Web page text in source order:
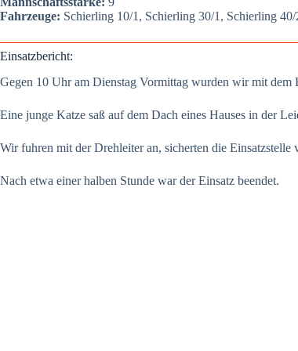
Fahr­zeu­ge: Schier­ling 10/1, Schier­ling 30/1, Schier­ling
Ein­satz­be­richt:
Gegen 10 Uhr am Diens­tag Vor­mit­tag wur­den wir mit dem
Eine jun­ge Kat­ze saß auf dem Dach eines Hau­ses in der
Wir fuh­ren mit der Dreh­lei­ter an, sicher­ten die
Nach etwa einer hal­ben Stun­de war der Ein­satz been­det.